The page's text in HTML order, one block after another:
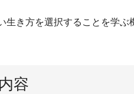
生き方を選択することを学
容